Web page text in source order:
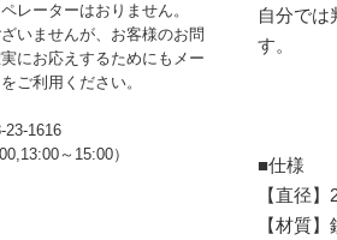
レーターはおりません。
いませんが、お客様のお問
にお応えするためにもメー
ご利用ください。
23-1616
～15:00）
自分では
す。
■仕様
【直径
【材質】